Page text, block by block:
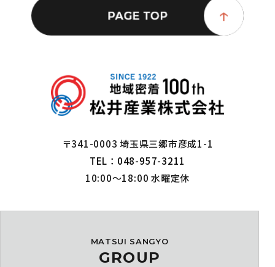
〒341-0003 埼玉県三郷市彦成1-1
TEL：048-957-3211
10:00～18:00 水曜定休
MATSUI SANGYO
GROUP